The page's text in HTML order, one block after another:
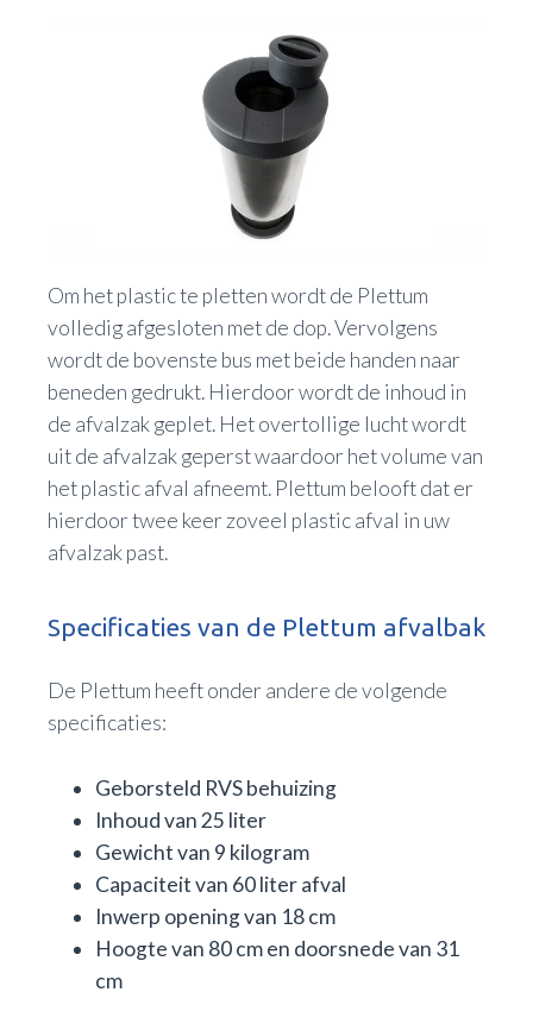
Om het plastic te pletten wordt de Plettum
volledig afgesloten met de dop. Vervolgens
wordt de bovenste bus met beide handen naar
beneden gedrukt. Hierdoor wordt de inhoud in
de afvalzak geplet. Het overtollige lucht wordt
uit de afvalzak geperst waardoor het volume van
het plastic afval afneemt. Plettum belooft dat er
hierdoor twee keer zoveel plastic afval in uw
afvalzak past.
Specificaties van de Plettum afvalbak
De Plettum heeft onder andere de volgende
specificaties:
Geborsteld RVS behuizing
Inhoud van 25 liter
Gewicht van 9 kilogram
Capaciteit van 60 liter afval
Inwerp opening van 18 cm
Hoogte van 80 cm en doorsnede van 31
cm